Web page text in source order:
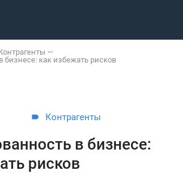
—
как избежать рисков
Контрагенты
в бизнесе:
рисков